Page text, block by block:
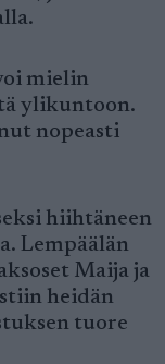
mielin
ylikuntoon.
nopeasti
hiihtäneen
Lempäälän
Maija ja
heidän
tuore